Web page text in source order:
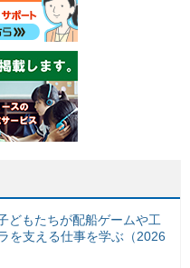
どもたちが配船ゲームや工
を支える仕事を学ぶ（2026